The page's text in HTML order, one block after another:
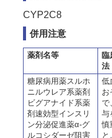
CYP2C8
併用注意
薬剤名等
臨
法
糖尿病用薬スルホ
ニルウレア系薬剤
ビグアナイド系薬
剤速効型インスリ
ン分泌促進薬α-グ
ルコシダーゼ阻害
低
お
で
与
慎
と